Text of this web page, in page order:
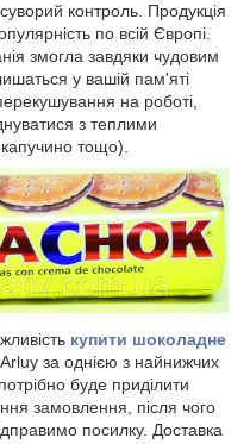
контроль. Продукція
по всій Європі.
змогла завдяки чудовим
у вашій пам'яті
на роботі,
з теплими
тощо).
купити шоколадне
за однією з найнижчих
буде приділити
замовлення, після чого
посилку. Доставка